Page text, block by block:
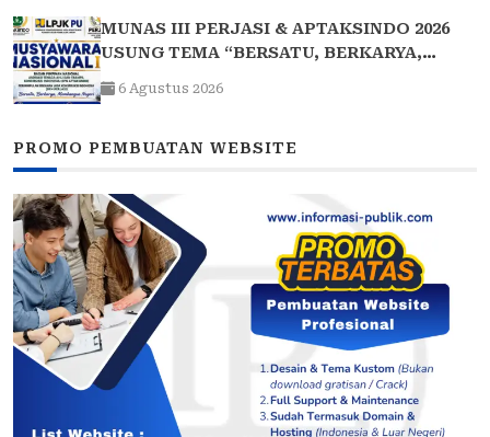
MUNAS III PERJASI & APTAKSINDO 2026
USUNG TEMA “BERSATU, BERKARYA,
MEMBANGUN NEGERI”: 15 BPP SIAP HADIR
6 Agustus 2026
PROMO PEMBUATAN WEBSITE